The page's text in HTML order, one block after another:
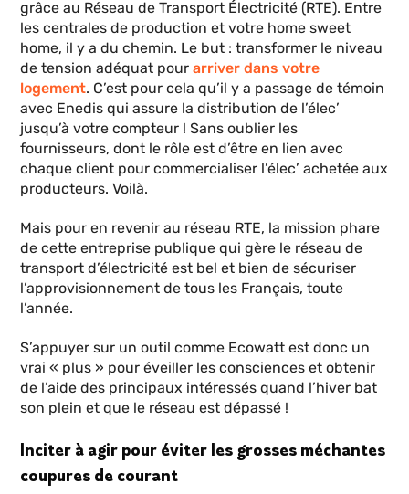
grâce au Réseau de Transport Électricité (RTE). Entre
les centrales de production et votre home sweet
home, il y a du chemin. Le but : transformer le niveau
de tension adéquat pourarriver dans votre
logement. C’est pour cela qu’il y a passage de témoin
avec Enedis qui assure la distribution de l’élec’
jusqu’à votre compteur ! Sans oublier les
fournisseurs, dont le rôle est d’être en lien avec
chaque client pour commercialiser l’élec’ achetée aux
producteurs. Voilà.
Mais pour en revenir au réseau RTE, la mission phare
de cette entreprise publique qui gère le réseau de
transport d’électricité est bel et bien de sécuriser
l’approvisionnement de tous les Français, toute
l’année.
S’appuyer sur un outil comme Ecowatt est donc un
vrai « plus » pour éveiller les consciences et obtenir
de l’aide des principaux intéressés quand l’hiver bat
son plein et que le réseau est dépassé !
Inciter à agir pour éviter les grosses méchantes
coupures de courant